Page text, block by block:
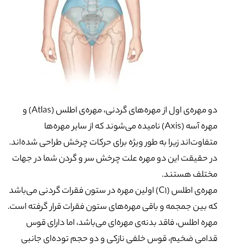
دو مهره‌ی اول از مهره‌های گردنی، مهره‌ی اطلس (Atlas) و
مهره آسه (Axis) نامیده می‌شوند که از سایر مهره‌ها
متفاوت‌اند زیرا به طور ویژه برای حرکات چرخش طراحی شده‌اند.
در حقیقت این دو مهره علت چرخش سر و گردن شما در جهات
مختلف هستند.
مهره‌ی اطلس (C1) اولین مهره در ستون فقرات گردنی می‌باشد
که بین جمجمه و باقی مهره‌های ستون فقرات قرار گرفته است.
مهره اطلس، فاقد بدنه‌ی مهره‌ای می‌باشد، اما دارای قوس
قدامی ضخیم، قوس خلفی نازکی و دو حجم توده‌ای جانبی